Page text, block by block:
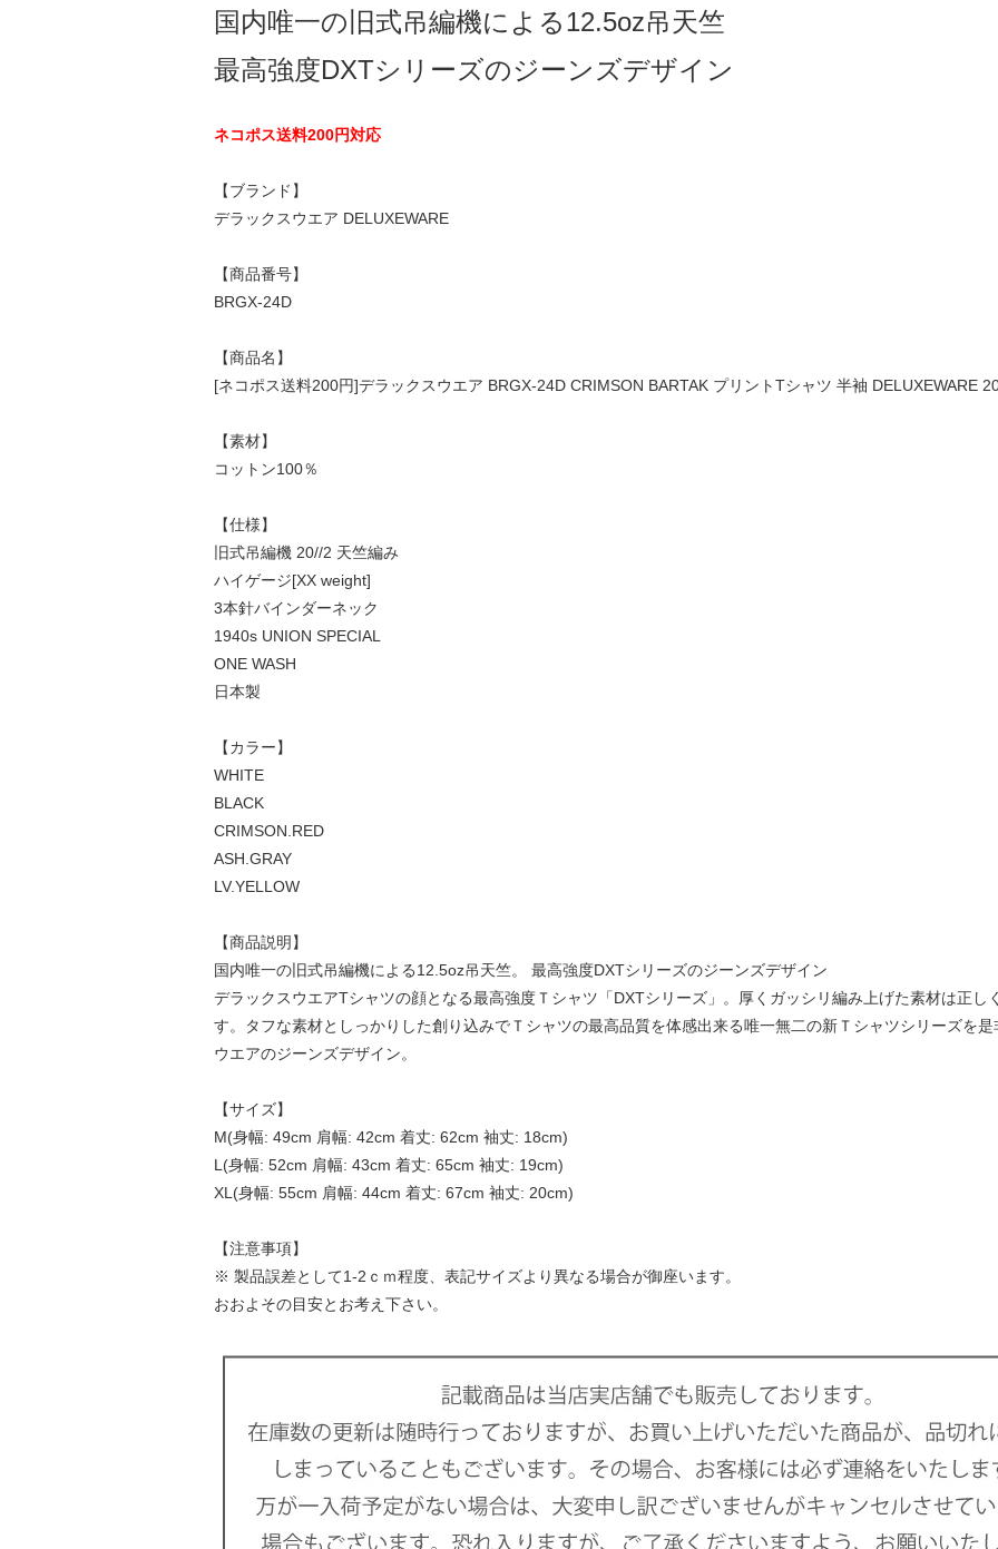
国内唯一の旧式吊編機による12.5oz吊天竺
最高強度DXTシリーズのジーンズデザイン
ネコポス送料200円対応
【ブランド】
デラックスウエア DELUXEWARE
【商品番号】
BRGX-24D
【商品名】
[ネコポス送料200円]デラックスウエア BRGX-24D CRIMSON BARTAK プリントTシャツ 半袖 DELUXEWARE
【素材】
コットン100％
【仕様】
旧式吊編機 20//2 天竺編み
ハイゲージ[XX weight]
3本針バインダーネック
1940s UNION SPECIAL
ONE WASH
日本製
【カラー】
WHITE
BLACK
CRIMSON.RED
ASH.GRAY
LV.YELLOW
【商品説明】
国内唯一の旧式吊編機による12.5oz吊天竺。 最高強度DXTシリーズのジーンズデザイン
デラックスウエアTシャツの顔となる最高強度Ｔシャツ「DXTシリーズ」。厚くガッシリ編み上げた素材は正し
す。タフな素材としっかりした創り込みでＴシャツの最高品質を体感出来る唯一無二の新Ｔシャツシリーズを
ウエアのジーンズデザイン。
【サイズ】
M(身幅: 49cm 肩幅: 42cm 着丈: 62cm 袖丈: 18cm)
L(身幅: 52cm 肩幅: 43cm 着丈: 65cm 袖丈: 19cm)
XL(身幅: 55cm 肩幅: 44cm 着丈: 67cm 袖丈: 20cm)
【注意事項】
※ 製品誤差として1-2ｃｍ程度、表記サイズより異なる場合が御座います。
おおよその目安とお考え下さい。